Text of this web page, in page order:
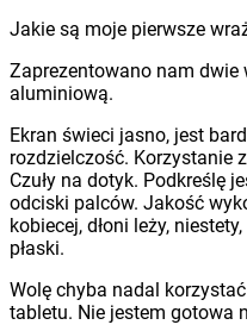
Jakie są moje pierwsze
Zaprezentowano nam dwie
aluminiową.
Ekran świeci jasno, jest
rozdzielczość. Korzystanie
Czuły na dotyk. Podkreślę
odciski palców. Jakość
kobiecej, dłoni leży,
płaski.
Wolę chyba nadal
tabletu. Nie jestem gotowa